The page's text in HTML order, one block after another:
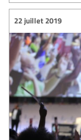
22 juillet 2019